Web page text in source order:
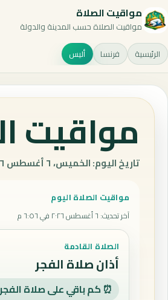
مواقيت الصلاة
مواقيت الصلاة حسب المدينة والدولة
الرئيسية فرنسا أليس
مواقيت
تاريخ اليوم: الخميس، ٦ أغسطس ٢٠٢٦ الموافق 23 صفر 1448 هـ.
مواقيت الصلاة اليوم
آخر تحديث: ٦ أغسطس ٢٠٢٦ في ٦:٥٦ م
الصلاة القادمة
أذان صلاة الفجر
⏰ كم باقي على صلاة الفجر: